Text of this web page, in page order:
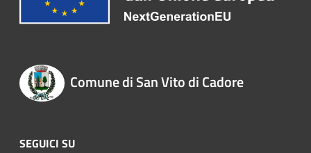
Comune di San Vito di Cadore
SEGUICI SU